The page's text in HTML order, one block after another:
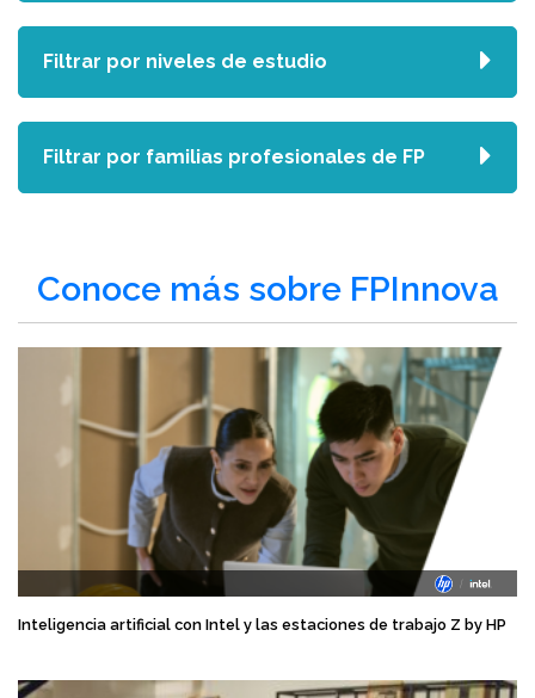
Conoce más sobre FPInnova
Inteligencia artificial con Intel y las estaciones de trabajo Z by HP
Filtrar por niveles de estudio
Filtrar por familias profesionales de FP